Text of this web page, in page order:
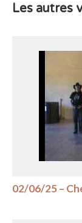
Les autres
02/06/25 –